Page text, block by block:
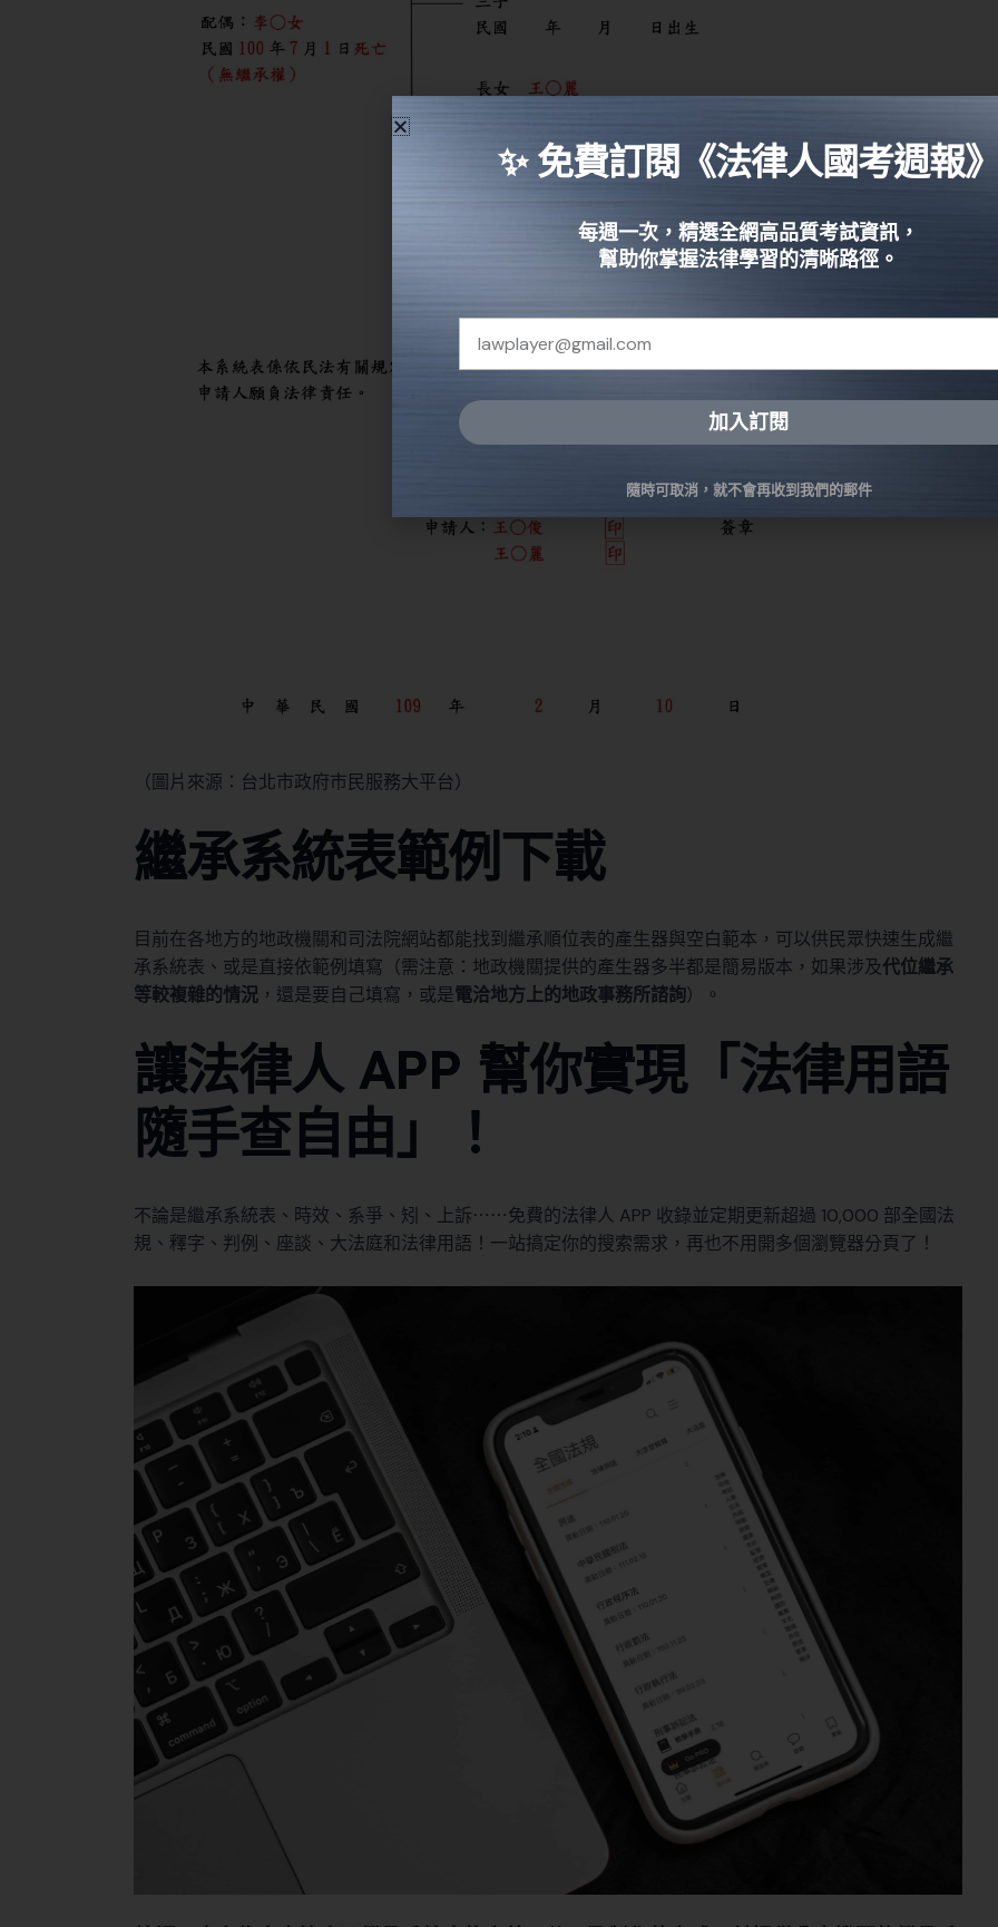
（圖片來源：台北市政府市民服務大平台）
繼承系統表範例下載
目前在各地方的地政機關和司法院網站都能找到繼承順位表的產生器與空白範本 ，可以供民眾快速生成繼
承系統表、或是直接依範例填寫（需注意：地政機關提供的產生器多半都是簡易版本，如果涉及代位繼承
等較複雜的情況 ，還是要自己填寫，或是電洽地方上的地政事務所諮詢）。
讓法律人 APP 幫你實現「法律用語
隨手查自由」！
不論是繼承系統表、時效、系爭、矧、上訴⋯⋯免費的法律人 APP 收錄並定期更新超過 10,000 部全國法
規、釋字、判例、座談、大法庭和法律用語！一站搞定你的搜索需求，再也不用開多個瀏覽器分頁了！
✨ 免費訂閱《法律人國考週報
每週一次，精選全網高品質考試資訊，
幫助你掌握法律學習的清晰路徑。
加入訂閱
隨時可取消，就不會再收到我們的郵件